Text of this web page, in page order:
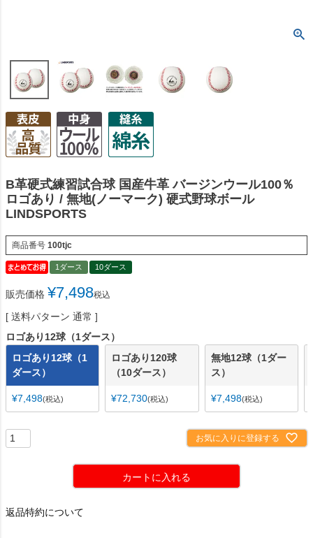
B革硬式練習試合球 国産牛革 バージンウール100％
ロゴあり / 無地(ノーマーク) 硬式野球ボール
LINDSPORTS
商品番号 100tjc
1ダース 10ダース
販売価格 ¥7,498税込
送料パターン 通常
ロゴあり12球（1ダース）
ロゴあり12球（1
ダース）
¥7,498 税込
ロゴあり120球
（10ダース）
¥72,730 税込
無地12球（1ダー
ス）
¥7,498 税込
お気に入りに登録する
カートに入れる
返品特約について